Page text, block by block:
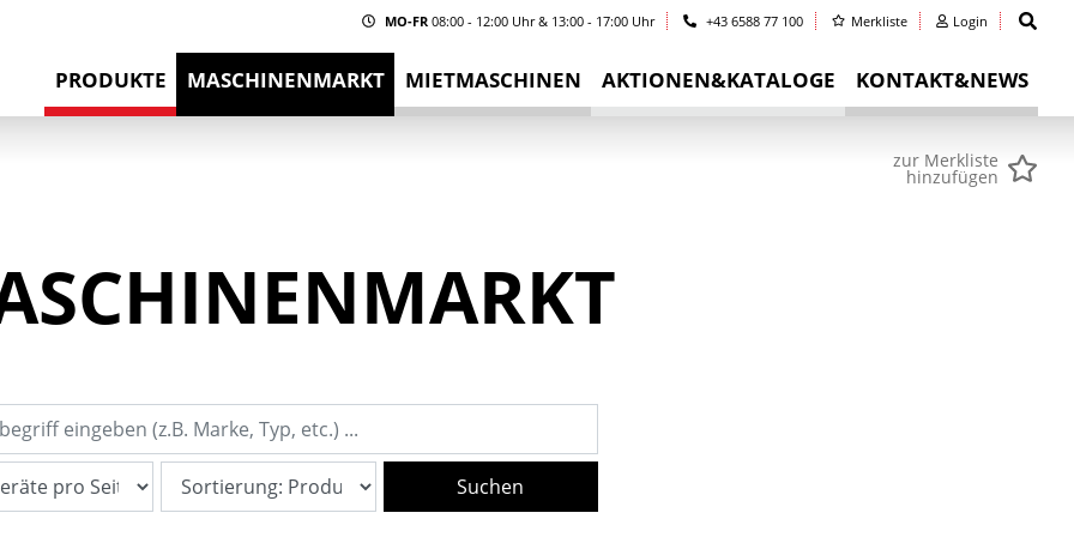
MO-FR08:00 - 12:00 Uhr & 13:00 - 17:00 Uhr +43 6588 77 100 Merkliste Login
PRODUKTE MASCHINENMARKT MIETMASCHINEN AKTIONEN&KATALOGE KONTAKT&NEWS
zur Merkliste
hinzufügen
Suchen